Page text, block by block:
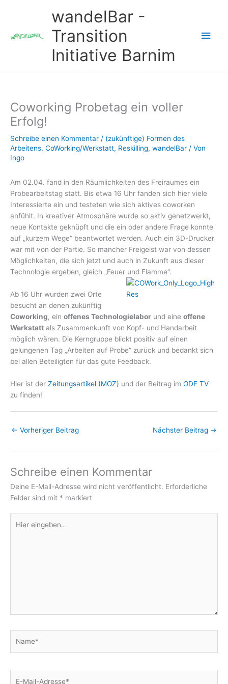
wandelBar -
Transition
Initiative Barnim
Coworking Probetag ein voller
Erfolg!
Schreibe einen Kommentar / (zukünftige) Formen des
Arbeitens, CoWorking/Werkstatt, Reskilling, wandelBar / Von
Ingo
Am 02.04. fand in den Räumlichkeiten des Freiraumes ein
Probearbeitstag statt. Bis etwa 16 Uhr fanden sich hier viele
Interessierte ein und testeten wie sich aktives coworken
anfühlt. In kreativer Atmosphäre wurde so aktiv genetzwerkt,
neue Kontakte geknüpft und die ein oder andere Frage konnte
auf „kurzem Wege“ beantwortet werden. Auch ein 3D-Drucker
war mit von der Partie. So mancher Freigeist war von dessen
Möglichkeiten, die sich jetzt und auch in Zukunft aus dieser
Technologie ergeben, gleich „Feuer und Flamme“.
Ab 16 Uhr wurden zwei Orte
besucht an denen zukünftig
Coworking, ein offenes Technologielabor und eine offene
Werkstatt als Zusammenkunft von Kopf- und Handarbeit
möglich wären. Die Kerngruppe blickt positiv auf einen
gelungenen Tag „Arbeiten auf Probe“ zurück und bedankt sich
bei allen Beteiligten für das gute Feedback.
Hier ist der Zeitungsartikel (MOZ) und der Beitrag im ODF TV
zu finden!
← Vorheriger Beitrag Nächster Beitrag →
Schreibe einen Kommentar
Deine E-Mail-Adresse wird nicht veröffentlicht. Erforderliche
Felder sind mit * markiert
eingeben…